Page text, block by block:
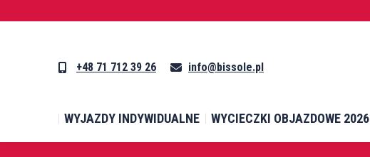
+48 71 712 39 26 info@bissole.pl
WYJAZDY INDYWIDUALNE WYCIECZKI OBJAZDOWE 2026